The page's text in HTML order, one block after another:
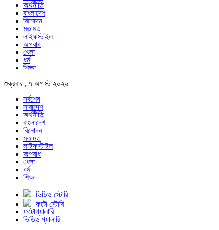
অর্থনীতি
বাংলাদেশ
বিনোদন
মতামত
লাইফস্টাইল
অপরাধ
খেলা
ধর্ম
শিক্ষা
শুক্রবার , ৭ অগাস্ট ২০২৬
সর্বশেষ
সারাদেশ
অর্থনীতি
বাংলাদেশ
বিনোদন
মতামত
লাইফস্টাইল
অপরাধ
খেলা
ধর্ম
শিক্ষা
ভিডিও স্টোরি
ফটো স্টোরি
ফটোগ্যালারি
ভিডিও গ্যালারি